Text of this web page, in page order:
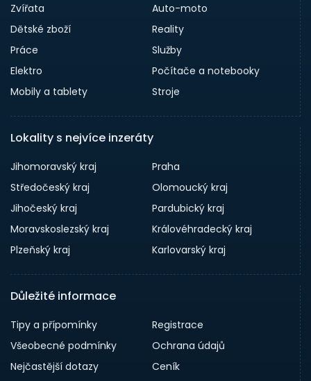
Zvířata
Auto-moto
Dětské zboží
Reality
Práce
Služby
Elektro
Počítače a notebooky
Mobily a tablety
Stroje
Lokality s nejvíce inzeráty
Jihomoravský kraj
Praha
Středočeský kraj
Olomoucký kraj
Jihočeský kraj
Pardubický kraj
Moravskoslezský kraj
Královéhradecký kraj
Plzeňský kraj
Karlovarský kraj
Důležité informace
Tipy a přípomínky
Registrace
Všeobecné podmínky
Ochrana údajů
Nejčastější dotazy
Ceník